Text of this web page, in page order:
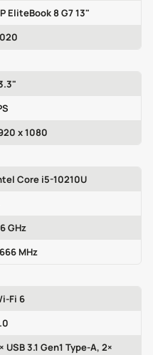
EliteBook 8 G7 13"
x 1080
Core i5-10210U
GHz
MHz
Fi 6
USB 3.1 Gen1 Type-A, 2×